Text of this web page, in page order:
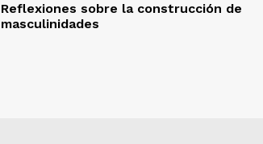
Reflexiones sobre la construcción de
masculinidades